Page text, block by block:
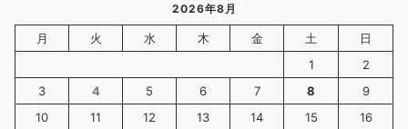
2026年8月
月 火 水 木 金 土
日
1
2
3
4 5 6 7 8
9
10
11 12 13 14 15 16